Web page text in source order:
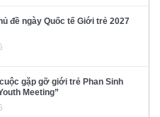
đề ngày Quốc tế Giới trẻ 2027
gặp gỡ giới trẻ Phan Sinh
Meeting”